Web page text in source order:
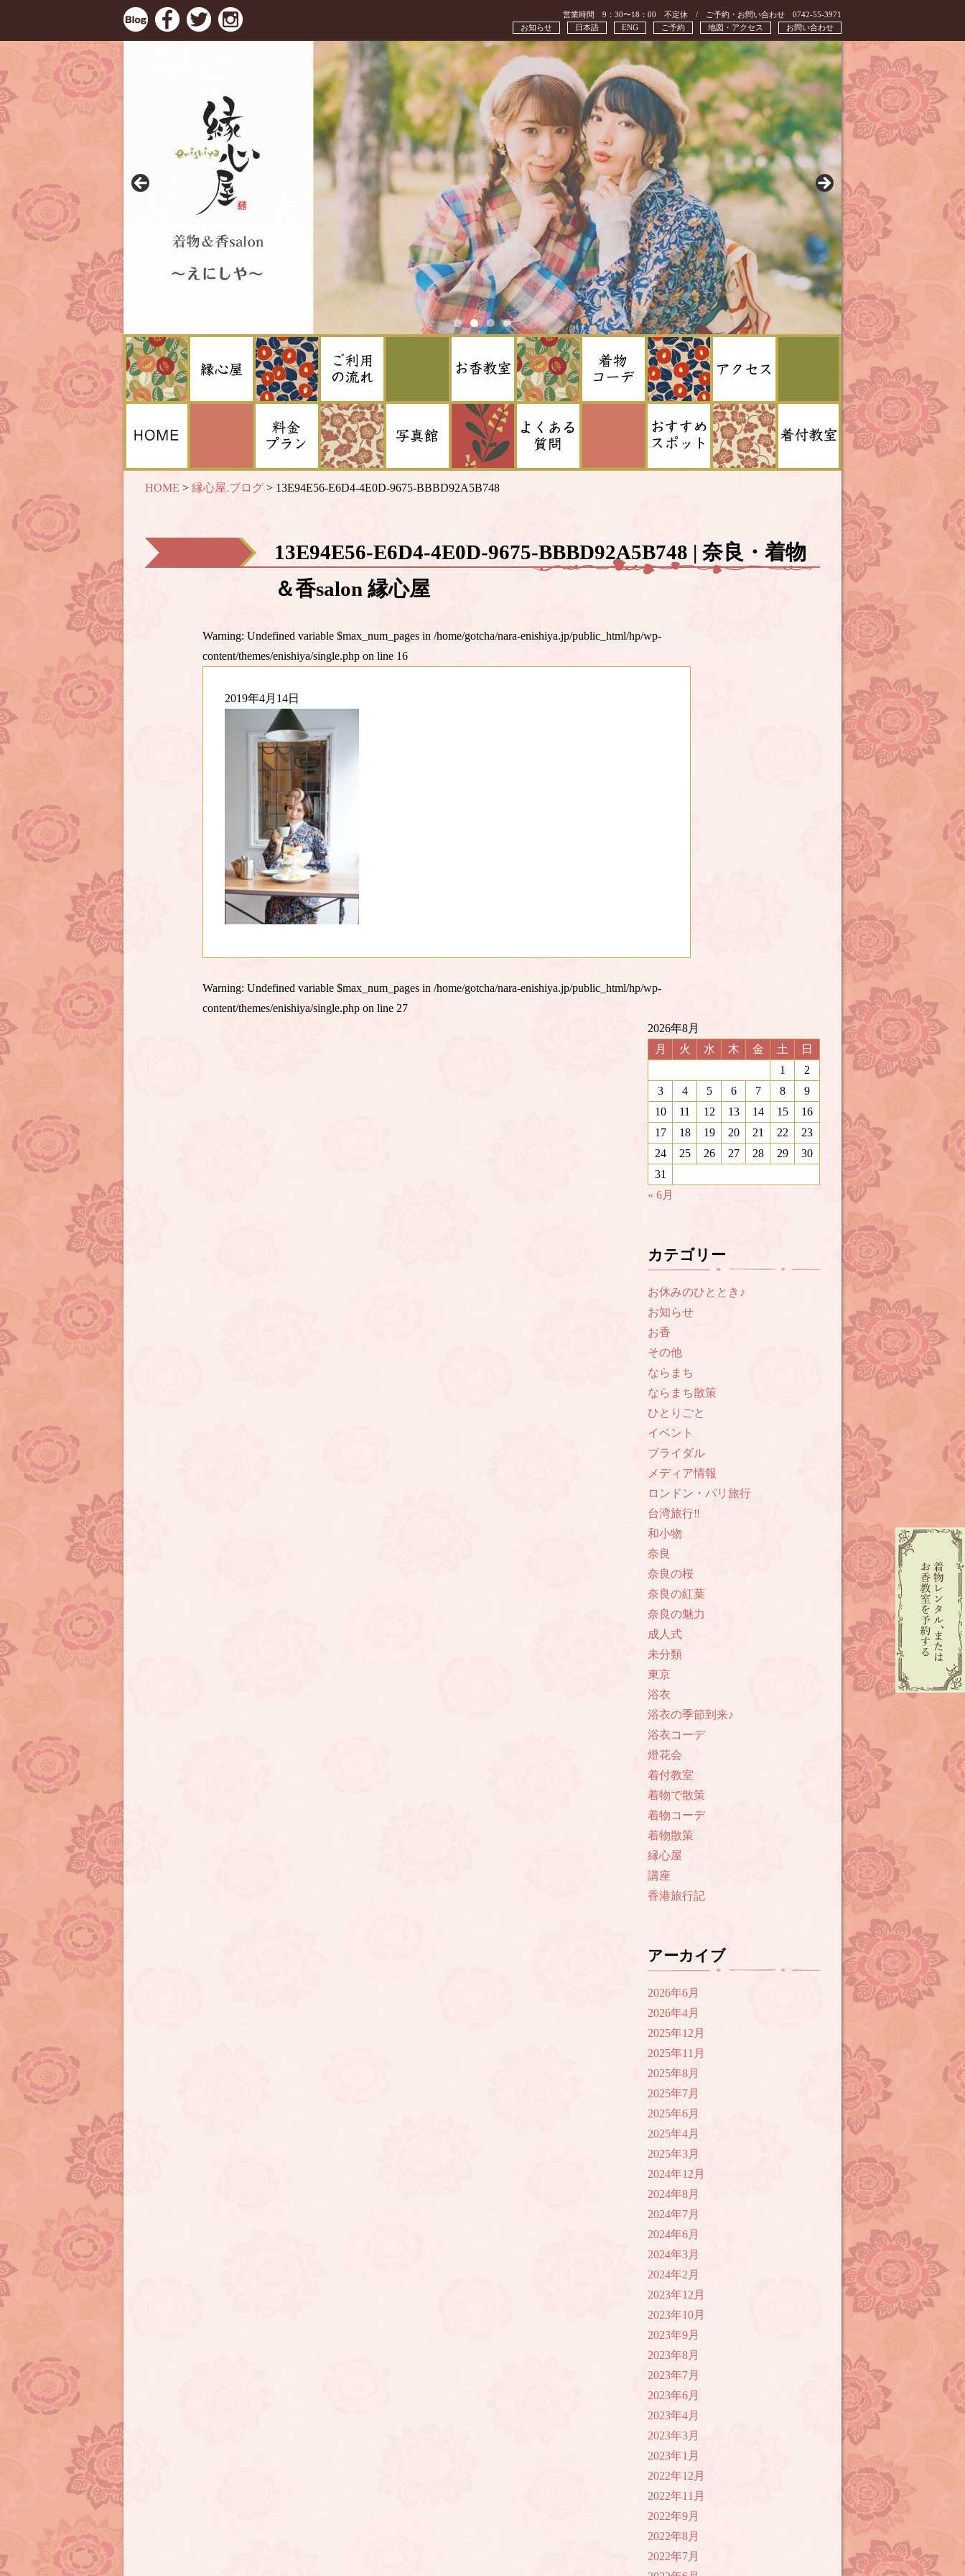
営業時間 9：30〜18：00 不定休 / ご予約・お問い合わせ 0742-55-3971
お問い合わせ
地図・アクセス
ご予約
ENG
日本語
お知らせ
HOME > 縁心屋.ブログ > 13E94E56-E6D4-4E0D-9675-BBBD92A5B748
13E94E56-E6D4-4E0D-9675-BBBD92A5B748 | 奈良・着物
＆香salon 縁心屋
Warning: Undefined variable $max_num_pages in /home/gotcha/nara-enishiya.jp/public_html/hp/wp-
content/themes/enishiya/single.php on line 16
2019年4月14日
Warning: Undefined variable $max_num_pages in /home/gotcha/nara-enishiya.jp/public_html/hp/wp-
content/themes/enishiya/single.php on line 27
2026年8月
月
火 水 木 金 土
日
1
2
3
4 5 6 7 8
9
10
11 12 13 14 15
16
17
18 19 20 21 22
23
24
25 26 27 28 29
30
31
« 6月
カテゴリー
お休みのひととき♪
お知らせ
お香
その他
ならまち
ならまち散策
ひとりごと
イベント
ブライダル
メディア情報
ロンドン・パリ旅行
台湾旅行‼︎
和小物
奈良
奈良の桜
奈良の紅葉
奈良の魅力
成人式
未分類
東京
浴衣
浴衣の季節到来♪
浴衣コーデ
燈花会
着付教室
着物で散策
着物コーデ
着物散策
縁心屋
講座
香港旅行記
アーカイブ
2026年6月
2026年4月
2025年12月
2025年11月
2025年8月
2025年7月
2025年6月
2025年4月
2025年3月
2024年12月
2024年8月
2024年7月
2024年6月
2024年3月
2024年2月
2023年12月
2023年10月
2023年9月
2023年8月
2023年7月
2023年6月
2023年4月
2023年3月
2023年1月
2022年12月
2022年11月
2022年9月
2022年8月
2022年7月